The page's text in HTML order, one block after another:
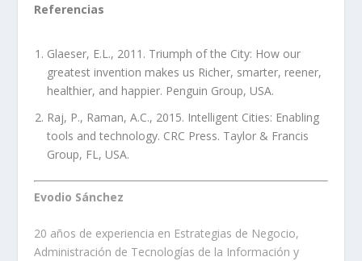
Referencias
Glaeser, E.L., 2011. Triumph of the City: How our
greatest invention makes us Richer, smarter, reener,
healthier, and happier. Penguin Group, USA.
Raj, P., Raman, A.C., 2015. Intelligent Cities: Enabling
tools and technology. CRC Press. Taylor & Francis
Group, FL, USA.
Evodio Sánchez
20 años de experiencia en Estrategias de Negocio,
Administración de Tecnologías de la Información y